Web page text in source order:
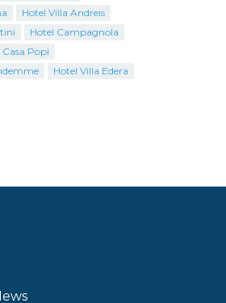
Hotel Villa Andreis
Hotel Campagnola
Casa Popi
Hotel Villa Edera